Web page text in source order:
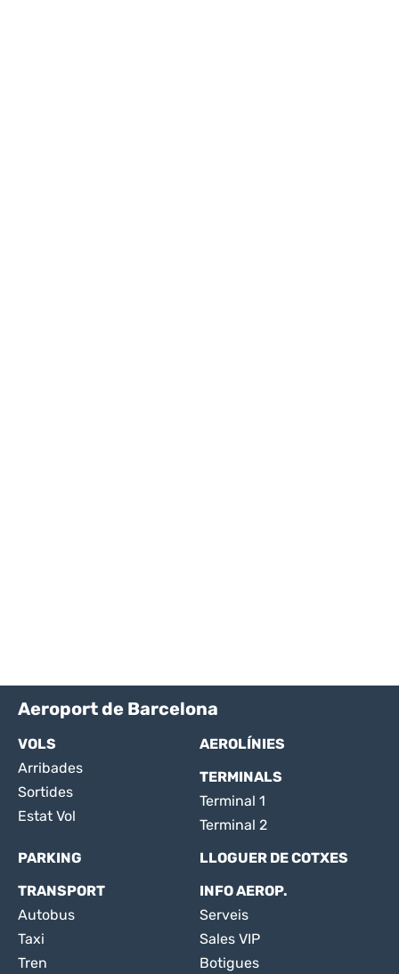
Aeroport de Barcelona
VOLS
Arribades
Sortides
Estat Vol
AEROLÍNIES
TERMINALS
Terminal 1
Terminal 2
PARKING
LLOGUER DE COTXES
TRANSPORT
Autobus
Taxi
Tren
INFO AEROP.
Serveis
Sales VIP
Botigues